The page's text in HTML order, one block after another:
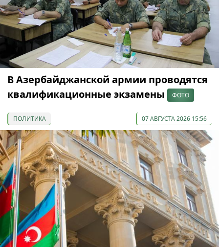
В Азербайджанской армии проводятся
квалификационные экзамены
ФОТО
ПОЛИТИКА 07 АВГУСТА 2026 15:56